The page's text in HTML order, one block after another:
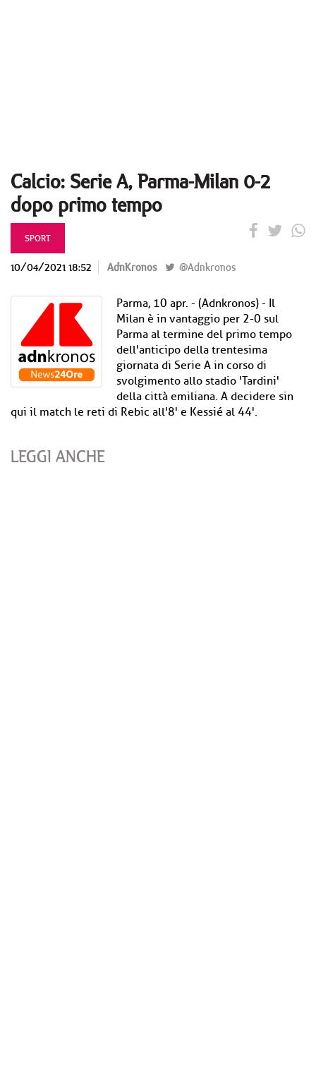
Calcio: Serie A, Parma-Milan 0-2
dopo primo tempo
SPORT
10/04/2021 18:52 AdnKronos @Adnkronos
Parma, 10 apr. - (Adnkronos) - Il
Milan è in vantaggio per 2-0 sul
Parma al termine del primo tempo
dell'anticipo della trentesima
giornata di Serie A in corso di
svolgimento allo stadio 'Tardini'
della città emiliana. A decidere sin
qui il match le reti di Rebic all'8' e Kessié al 44'.
LEGGI ANCHE